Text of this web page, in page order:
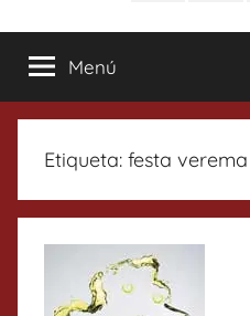
Tonics
Menú
Etiqueta: festa